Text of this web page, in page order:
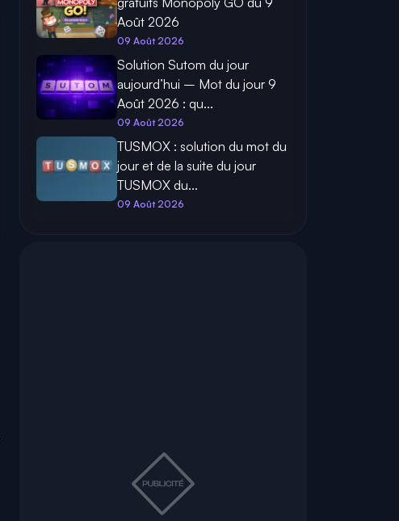
Août 2026
09 Août 2026
Solution Sutom du jour
aujourd’hui – Mot du jour 9
Août 2026 : qu...
09 Août 2026
TUSMOX : solution du mot du
jour et de la suite du jour
TUSMOX du...
09 Août 2026